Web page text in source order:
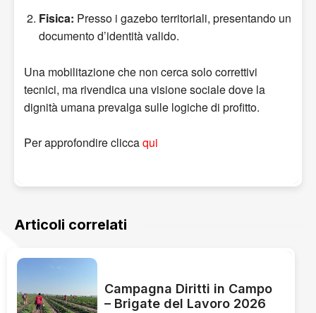
Fisica: Presso i gazebo territoriali, presentando un
documento d’identità valido.
Una mobilitazione che non cerca solo correttivi
tecnici, ma rivendica una visione sociale dove la
dignità umana prevalga sulle logiche di profitto.
Per approfondire cliccaqui
Articoli correlati
Campagna Diritti in Campo
– Brigate del Lavoro 2026